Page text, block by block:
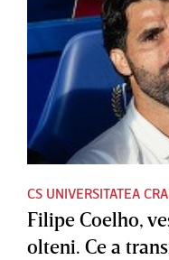
CS UNIVERSITATEA
Filipe Coelho,
olteni. Ce a